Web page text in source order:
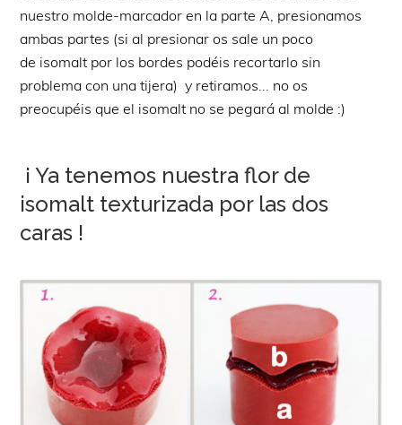
nuestro molde-marcador en la parte A, presionamos
ambas partes (si al presionar os sale un poco
de isomalt por los bordes podéis recortarlo sin
problema con una tijera) y retiramos... no os
preocupéis que el isomalt no se pegará al molde :)
¡ Ya tenemos nuestra flor de
isomalt texturizada por las dos
caras !